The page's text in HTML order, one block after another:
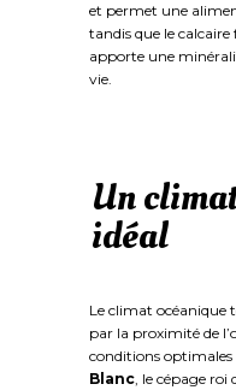
et permet une
tandis que le
apporte une
vie.
Un
idéal
Le climat océanique
par la proximité de
conditions
Blanc , le cépage